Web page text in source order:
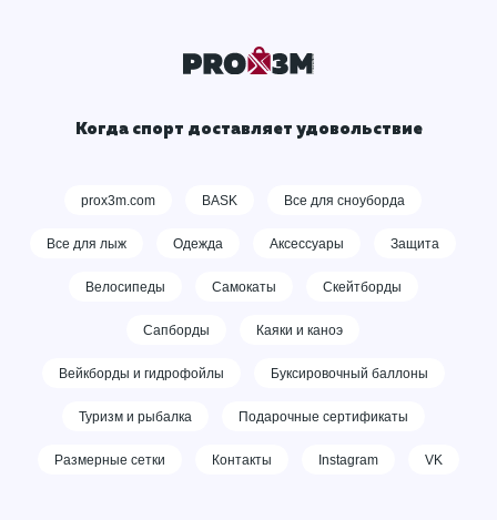
Когда спорт доставляет удовольствие
prox3m.com BASK Все для сноуборда
Все для лыж Одежда Аксессуары Защита
Велосипеды Самокаты Скейтборды
Сапборды Каяки и каноэ
Вейкборды и гидрофойлы Буксировочный баллоны
Туризм и рыбалка Подарочные сертификаты
Размерные сетки Контакты Instagram VK